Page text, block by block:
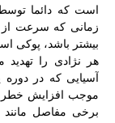
است که دائما
زمانی که سرعت از
بیشتر باشد، پوکی
هر نژادی را تهدید
آسیایی که در
موجب افزایش خطر
برخی مفاصل